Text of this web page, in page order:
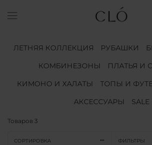
ЛЕТНЯЯ КОЛЛЕКЦИЯ РУБАШКИ
КОМБИНЕЗОНЫ
ПЛАТЬЯ И
КИМОНО И ХАЛАТЫ
ТОПЫ И
АКСЕССУАРЫ
SALE
Товаров 3
СОРТИРОВКА ФИЛЬТРЫ